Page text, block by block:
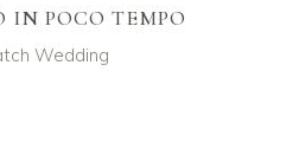
POCO TEMPO
Wedding